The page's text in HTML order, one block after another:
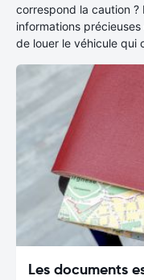
correspond la caution
informations
de louer le véhicule qui
Les documents